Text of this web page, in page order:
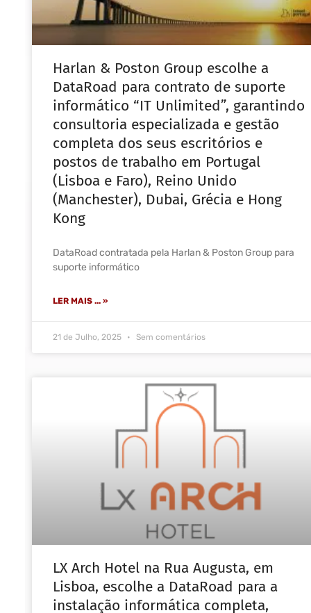
Harlan & Poston Group escolhe a
DataRoad para contrato de suporte
informático “IT Unlimited”, garantindo
consultoria especializada e gestão
completa dos seus escritórios e
postos de trabalho em Portugal
(Lisboa e Faro), Reino Unido
(Manchester), Dubai, Grécia e Hong
Kong
DataRoad contratada pela Harlan & Poston Group para
suporte informático
LER MAIS ... »
21 de Julho, 2025 Sem comentários
LX Arch Hotel na Rua Augusta, em
Lisboa, escolhe a DataRoad para a
instalação informática completa,